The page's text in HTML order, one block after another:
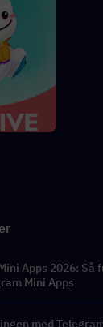
Apps 2026: Så
Mini Apps
med